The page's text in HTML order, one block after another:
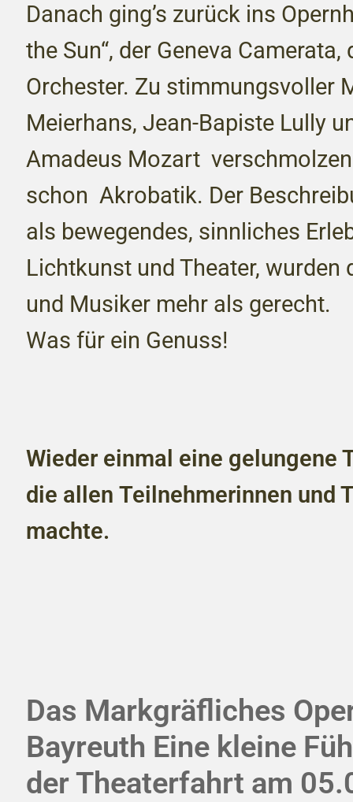
Danach ging’s zurück ins
the Sun“, der Geneva
Orchester. Zu stimmungsvoller
Meierhans, Jean-Bapiste Lully
Amadeus Mozart
schon Akrobatik. Der
als bewegendes, sinnliches
Lichtkunst und Theater, wurden
und Musiker mehr als gerecht.
Was für ein Genuss!
Wieder einmal eine gelungene
die allen Teilnehmerinnen und
machte.
Das Markgräfliches
Bayreuth Eine kleine
der Theaterfahrt am